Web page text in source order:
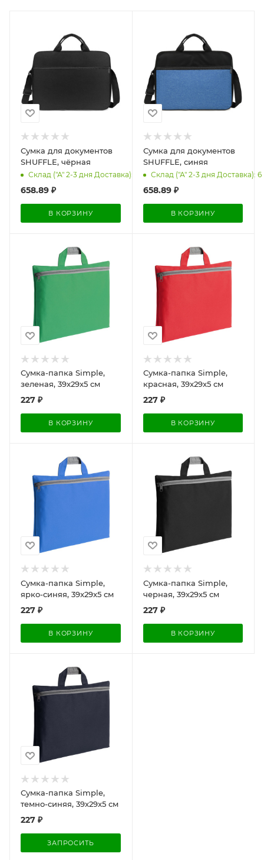
Сумка для документов
SHUFFLE, чёрная
Склад ("А" 2-3 дня Доставка): 3
658.89 ₽
В КОРЗИНУ
Сумка для документов
SHUFFLE, синяя
Склад ("А" 2-3 дня Доставка): 6
658.89₽
В КОРЗИНУ
Сумка-папка Simple,
зеленая, 39x29x5 см
227 ₽
В КОРЗИНУ
Сумка-папка Simple,
красная, 39x29x5 см
227₽
В КОРЗИНУ
Сумка-папка Simple,
ярко-синяя, 39x29x5 см
227 ₽
В КОРЗИНУ
Сумка-папка Simple,
черная, 39x29x5 см
227₽
В КОРЗИНУ
Сумка-папка Simple,
темно-синяя, 39x29x5 см
227 ₽
ЗАПРОСИТЬ